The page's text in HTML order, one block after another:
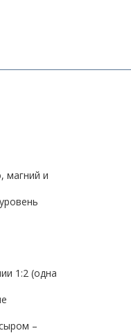
магний и
1:2 (одна
–